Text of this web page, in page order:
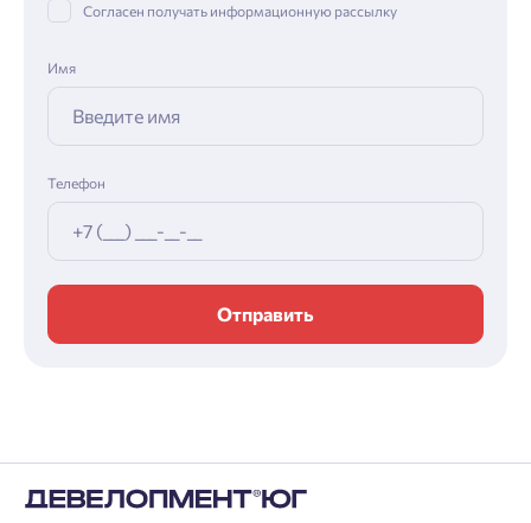
Согласен получать информационную рассылку
Имя
Телефон
Отправить